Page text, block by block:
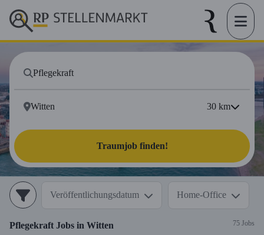
30 km
Traumjob finden!
Veröffentlichungsdatum Home-Office
Pflegekraft Jobs in Witten 75 Jobs